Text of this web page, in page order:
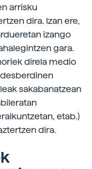
arrisku
dira. Izan ere,
izango
gara.
direla medio
sakabanatzean
etab.)
dira.